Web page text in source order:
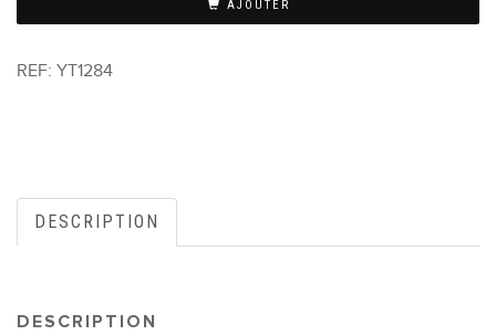
AJOUTER
REF: YT1284
DESCRIPTION
DESCRIPTION